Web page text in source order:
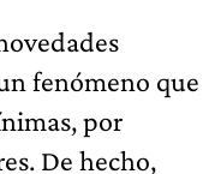
fenómeno que
por
De hecho,